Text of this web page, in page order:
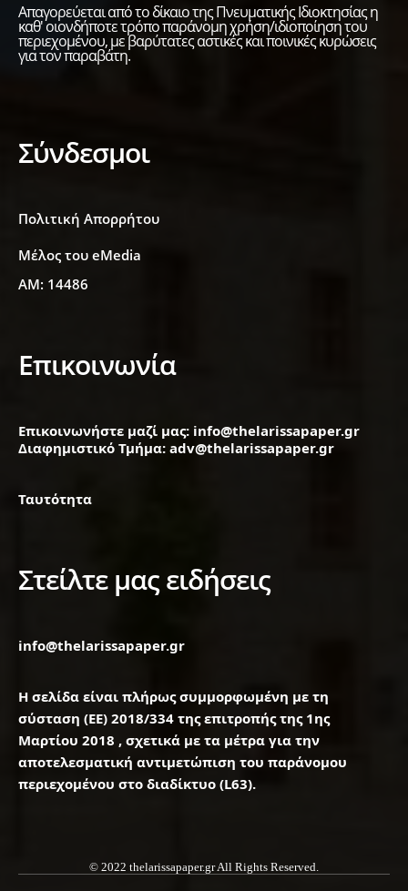
Απαγορεύεται από το δίκαιο της Πνευματικής Ιδιοκτησίας η
καθ' οιονδήποτε τρόπο παράνομη χρήση/ιδιοποίηση του
περιεχομένου, με βαρύτατες αστικές και ποινικές κυρώσεις
για τον παραβάτη.
Σύνδεσμοι
Πολιτική Απορρήτου
Μέλος του eMedia
ΑΜ: 14486
Επικοινωνία
Επικοινωνήστε μαζί μας: info@thelarissapaper.gr
Διαφημιστικό Τμήμα: adv@thelarissapaper.gr
Ταυτότητα
Στείλτε μας ειδήσεις
info@thelarissapaper.gr
Η σελίδα είναι πλήρως συμμορφωμένη με τη
σύσταση (ΕΕ) 2018/334 της επιτροπής της 1ης
Μαρτίου 2018 , σχετικά με τα μέτρα για την
αποτελεσματική αντιμετώπιση του παράνομου
περιεχομένου στο διαδίκτυο (L63).
© 2022 thelarissapaper.gr All Rights Reserved.